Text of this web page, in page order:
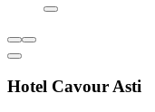
Hotel Cavour Asti